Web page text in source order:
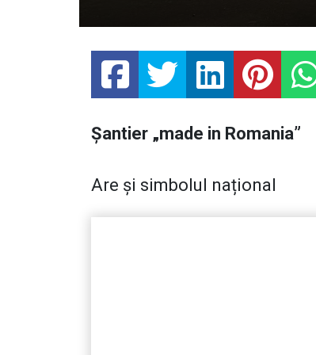
Șantier „made in Romania”
Are și simbolul național